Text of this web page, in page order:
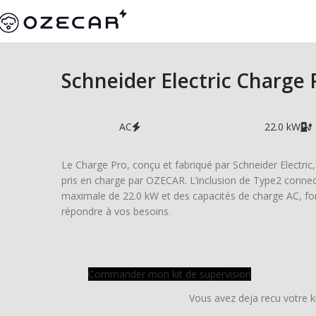
Schneider Electric Charge
AC 22.0 kW
Le Charge Pro, conçu et fabriqué par Schneider
pris en charge par OZECAR. L’inclusion de Type2
maximale de 22.0 kW et des capacités de charge AC,
répondre à vos besoins.
Commander mon kit de supervision
Vous avez deja recu votre